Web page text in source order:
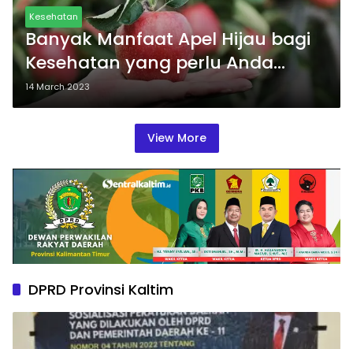
Kesehatan
Banyak Manfaat Apel Hijau bagi
Kesehatan yang perlu Anda
ketahui
14 March 2023
View More
DPRD Provinsi Kaltim